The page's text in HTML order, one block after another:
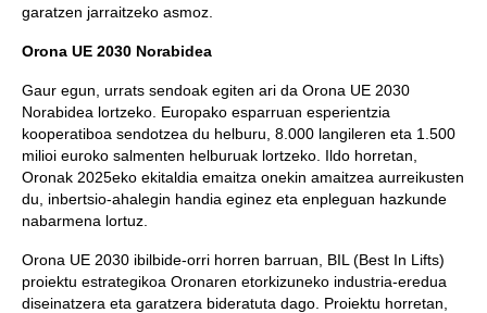
garatzen jarraitzeko asmoz.
Orona UE 2030 Norabidea
Gaur egun, urrats sendoak egiten ari da Orona UE 2030
Norabidea lortzeko. Europako esparruan esperientzia
kooperatiboa sendotzea du helburu, 8.000 langileren eta 1.500
milioi euroko salmenten helburuak lortzeko. Ildo horretan,
Oronak 2025eko ekitaldia emaitza onekin amaitzea aurreikusten
du, inbertsio-ahalegin handia eginez eta enpleguan hazkunde
nabarmena lortuz.
Orona UE 2030 ibilbide-orri horren barruan, BIL (Best In Lifts)
proiektu estrategikoa Oronaren etorkizuneko industria-eredua
diseinatzera eta garatzera bideratuta dago. Proiektu horretan,